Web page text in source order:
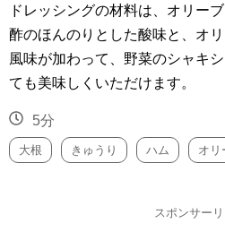
ドレッシングの材料は、オリー
酢のほんのりとした酸味と、オ
風味が加わって、野菜のシャキ
ても美味しくいただけます。
5分
大根 きゅうり ハム オリ
スポンサー